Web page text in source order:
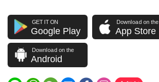
GET IT ON
Google Play
Download on the
App Store
Download on the
Android